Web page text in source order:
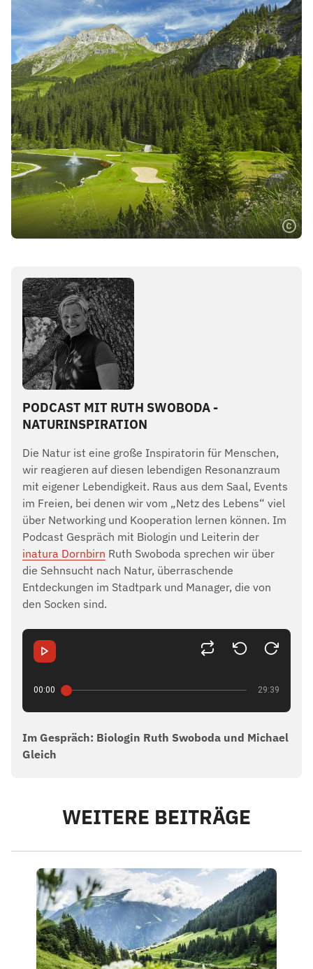
PODCAST MIT RUTH SWOBODA -
NATURINSPIRATION
Die Natur ist eine große Inspiratorin für Menschen,
wir reagieren auf diesen lebendigen Resonanzraum
mit eigener Lebendigkeit. Raus aus dem Saal, Events
im Freien, bei denen wir vom „Netz des Lebens“ viel
über Networking und Kooperation lernen können. Im
Podcast Gespräch mit Biologin und Leiterin der
inatura Dornbirn Ruth Swoboda sprechen wir über
die Sehnsucht nach Natur, überraschende
Entdeckungen im Stadtpark und Manager, die von
den Socken sind.
00:00 29:39
Im Gespräch: Biologin Ruth Swoboda und Michael
Gleich
WEITERE BEITRÄGE